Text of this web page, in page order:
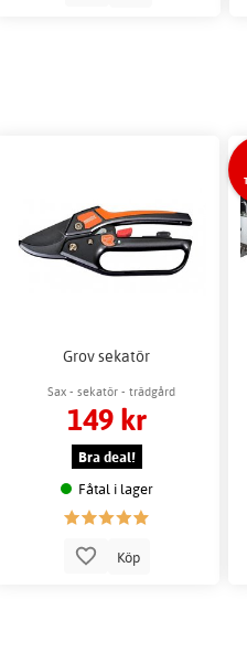
Grov sekatör
Sax - sekatör - trädgård
149 kr
Bra deal!
Fåtal i lager
Köp